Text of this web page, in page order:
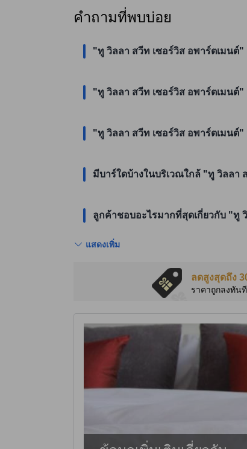
คำถามที่พบบ่อย
"ทู วิลลา สวีท เซอร์วิส อพาร์ตเมนต์
"ทู วิลลา สวีท เซอร์วิส อพาร์ตเมนต์
"ทู วิลลา สวีท เซอร์วิส อพาร์ตเมนต์
มีบาร์ใดบ้างในบริเวณใกล้ "ทู วิลลา
ลูกค้าชอบอะไรมากที่สุดเกี่ยวกับ "ทู
แสดงเพิ่ม
ลดสูงสุดถึง
ราคาถูกลงทัน